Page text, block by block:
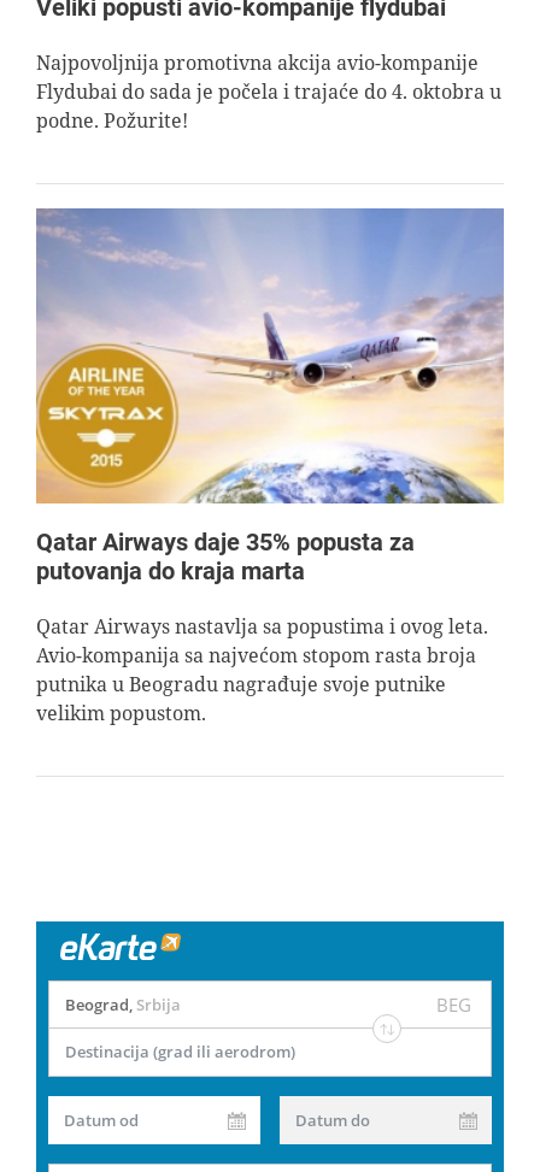
Veliki popusti avio-kompanije flydubai
Najpovoljnija promotivna akcija avio-kompanije
Flydubai do sada je počela i trajaće do 4. oktobra u
podne. Požurite!
Qatar Airways daje 35% popusta za
putovanja do kraja marta
Qatar Airways nastavlja sa popustima i ovog leta.
Avio-kompanija sa najvećom stopom rasta broja
putnika u Beogradu nagrađuje svoje putnike
velikim popustom.
Beograd, Srbija BEG
Destinacija (grad ili aerodrom)
Datum od Datum do